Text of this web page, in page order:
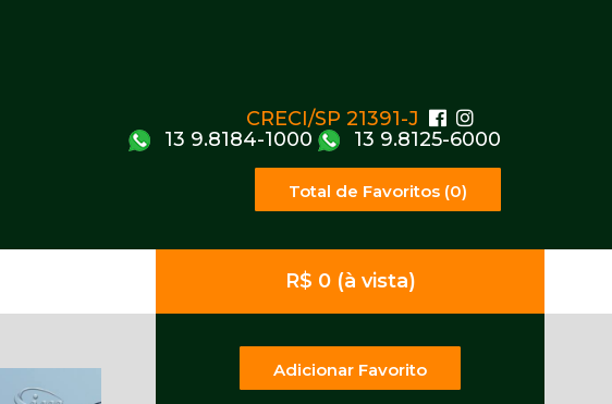
CRECI/SP 21391-J
13 9.8184-1000
13 9.8125-6000
Total de Favoritos (0)
R$ 0 (à vista)
Adicionar Favorito